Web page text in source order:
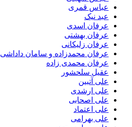
عباس قمری
عبد نیک
عرفان اسدی
عرفان بهشتی
عرفان زلیکانی
عرفان محمدزاده و سامان داداشی
عرفان محمدی زاده
عقیل سلحشور
علی آتبین
علی ارشدی
علی اصحابی
علی اعتماد
علی بهرامی